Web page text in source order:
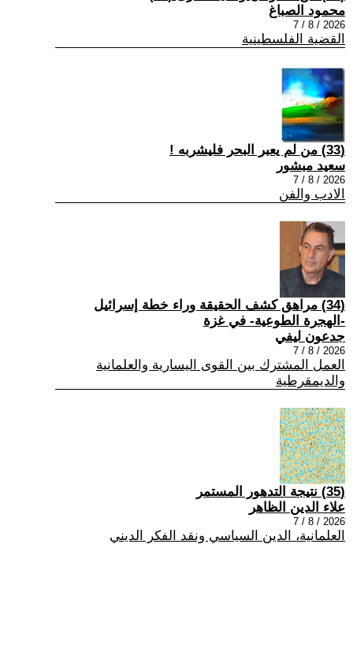
محمود الصباغ
2026 / 8 / 7
القضية الفلسطينية
(33) من لم يعبر البحر فليشربه !
سعيد مبشور
2026 / 8 / 7
الادب والفن
(34) مراهق كشف الحقيقة وراء خطة إسرائيل
-الهجرة الطوعية- في غزة
جدعون ليفي
2026 / 8 / 7
العمل المشترك بين القوى اليسارية والعلمانية
والديمقرطية
(35) نتيجة التدهور المستمر
علاء الدين الظاهر
2026 / 8 / 7
العلمانية، الدين السياسي ونقد الفكر الديني